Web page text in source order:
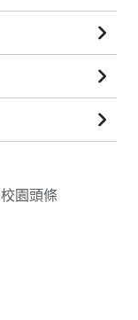
校園頭條